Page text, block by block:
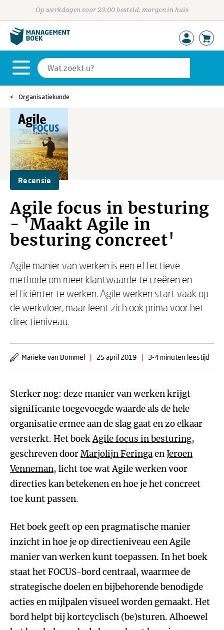
Op werkdagen voor 23:00 besteld, morgen in huis
Organisatiekunde
Recensie
Agile focus in besturing
- 'Maakt Agile in
besturing concreet'
Agile manier van werken is een effectieve
methode om meer klantwaarde te creëren en
efficiënter te werken. Agile werken start vaak op
de werkvloer, maar leent zich ook prima voor het
directieniveau.
Marieke van Bommel | 25 april 2019 | 3-4 minuten leestijd
Sterker nog: deze manier van werken krijgt
significante toegevoegde waarde als de hele
organisatie ermee aan de slag gaat en zo elkaar
versterkt. Het boekAgile focus in besturing,
geschreven doorMarjolijn FeringaenJeroen
Venneman, licht toe wat Agile werken voor
directies kan betekenen en hoe je het concreet
toe kunt passen.
Het boek geeft op een pragmatische manier
inzicht in hoe je op directieniveau een Agile
manier van werken kunt toepassen. In het boek
staat het FOCUS-bord centraal, waarmee de
strategische doelen en bijbehorende benodigde
acties en mijlpalen visueel worden gemaakt. Het
bord helpt bij kortcyclisch (be)sturen. Alhoewel